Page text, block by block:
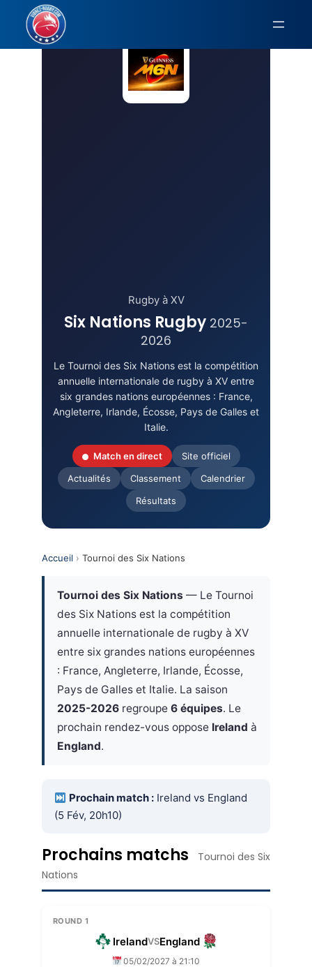
Aller
contenu
Rugby à XV
Six Nations Rugby 2025-
2026
Le Tournoi des Six Nations est la compétition
annuelle internationale de rugby à XV entre
six grandes nations européennes : France,
Angleterre, Irlande, Écosse, Pays de Galles et
Italie.
Match en direct
Site officiel
Actualités
Classement
Calendrier
Résultats
Accueil › Tournoi des Six Nations
Tournoi des Six Nations — Le Tournoi
des Six Nations est la compétition
annuelle internationale de rugby à XV
entre six grandes nations européennes
: France, Angleterre, Irlande, Écosse,
Pays de Galles et Italie. La saison
2025-2026regroupe 6 équipes. Le
prochain rendez-vous oppose Ireland à
England.
Prochain match :Ireland vs England
(5 Fév, 20h10)
Prochains matchs
Tournoi des Six
Nations
ROUND 1
IrelandVSEngland
05/02/2027 à 21:10